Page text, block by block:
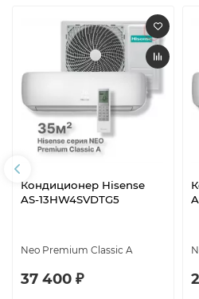
Кондиционер Hisense
AS-13HW4SVDTG5
Neo Premium Classic A
37 400 ₽